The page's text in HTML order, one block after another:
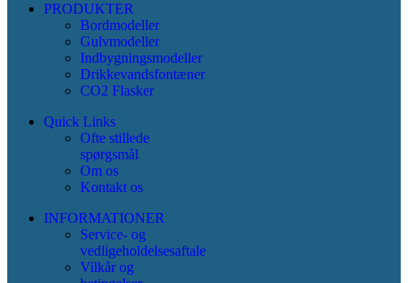
PRODUKTER
Bordmodeller
Gulvmodeller
Indbygningsmodeller
Drikkevandsfontæner
CO2 Flasker
Quick Links
Ofte stillede
spørgsmål
Om os
Kontakt os
INFORMATIONER
Service- og
vedligeholdelsesaftale
Vilkår og